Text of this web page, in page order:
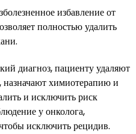
избавление от
полностью удалить
диагноз, пациенту удаляют
назначают химиотерапию и
и исключить риск
у онколога,
исключить рецидив.